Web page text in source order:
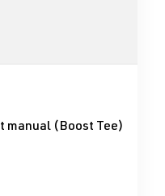
estrellas
manual (Boost Tee)